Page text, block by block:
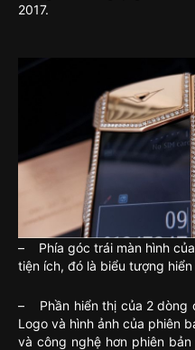
2017.
– Phía góc trái màn hình
tiện ích, đó là biểu tượng
– Phần hiển thị của 2 dòng
Logo và hình ảnh của phiên
và công nghệ hơn phiên